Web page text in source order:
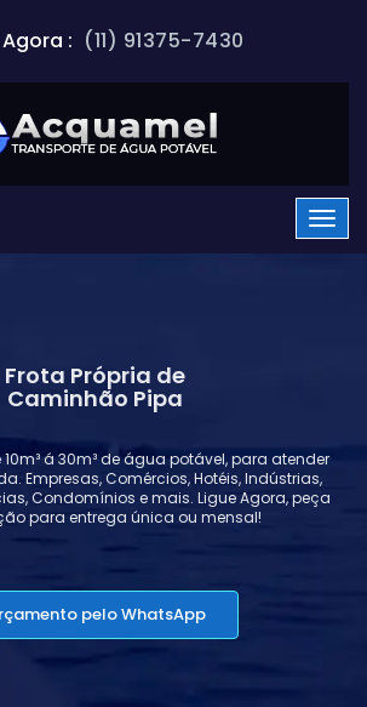
: (11) 91375-7430
Frota Própria de
Caminhão Pipa
á 30m³ de água potável, para atender
Empresas, Comércios, Hotéis, Indústrias,
Condomínios e mais. Ligue Agora, peça
para entrega única ou mensal!
pelo WhatsApp